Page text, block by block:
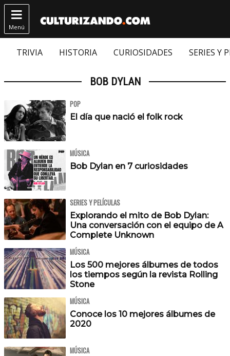

Menú
TRIVIA HISTORIA CURIOSIDADES SERIES Y
BOB DYLAN
POP
El día que nació el folk rock
MÚSICA
Bob Dylan en 7 curiosidades
SERIES Y PELÍCULAS
Explorando el mito de Bob Dylan:
Una conversación con el equipo de A
Complete Unknown
MÚSICA
Los 500 mejores álbumes de todos
los tiempos según la revista Rolling
Stone
MÚSICA
Conoce los 10 mejores álbumes de
2020
MÚSICA